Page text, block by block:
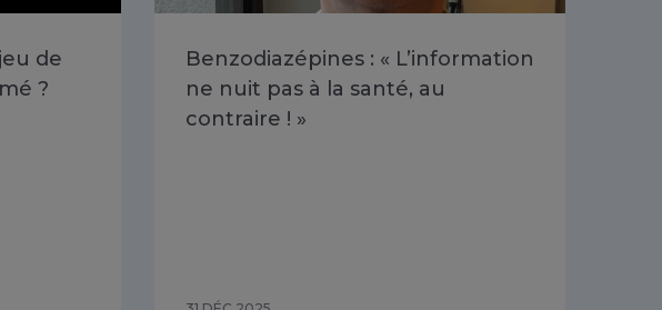
de
?
Benzodiazépines : « L’information
ne nuit pas à la santé, au
contraire ! »